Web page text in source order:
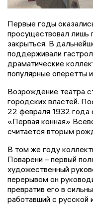
Первые годы
просуществовал лишь
закрыться. В
поддерживали
драматические
популярные оперетты
Возрождение театра
городских властей.
22 февраля 1932 года
«Первая конная»
считается вторым
В том же году
Поварени – первый
художественный
перерывом он
превратив его в
работавший с русской